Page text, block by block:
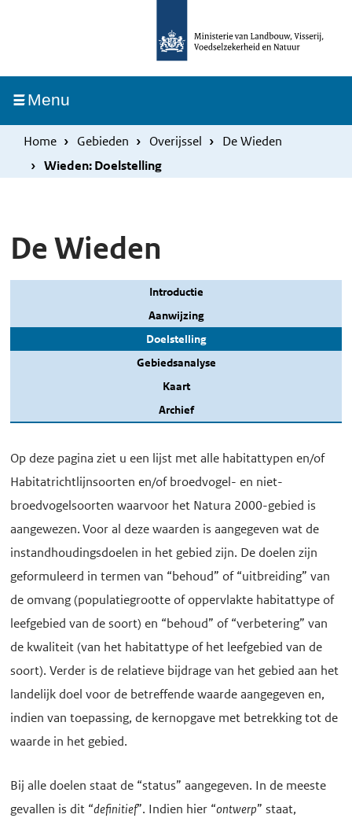
inhoud
gaan
MenuIngeklapt
Home Gebieden Overijssel
De Wieden
Wieden: Doelstelling
De Wieden
Introductie
Aanwijzing
Doelstelling
Gebiedsanalyse
Kaart
Archief
Op deze pagina ziet u een lijst met alle habitattypen en/of
Habitatrichtlijnsoorten en/of broedvogel- en niet-
broedvogelsoorten waarvoor het Natura 2000-gebied is
aangewezen. Voor al deze waarden is aangegeven wat de
instandhoudingsdoelen in het gebied zijn. De doelen zijn
geformuleerd in termen van “behoud” of “uitbreiding” van
de omvang (populatiegrootte of oppervlakte habitattype of
leefgebied van de soort) en “behoud” of “verbetering” van
de kwaliteit (van het habitattype of het leefgebied van de
soort). Verder is de relatieve bijdrage van het gebied aan het
landelijk doel voor de betreffende waarde aangegeven en,
indien van toepassing, de kernopgave met betrekking tot de
waarde in het gebied.
Bij alle doelen staat de “status” aangegeven. In de meeste
gevallen is dit “definitief”. Indien hier “ontwerp” staat,